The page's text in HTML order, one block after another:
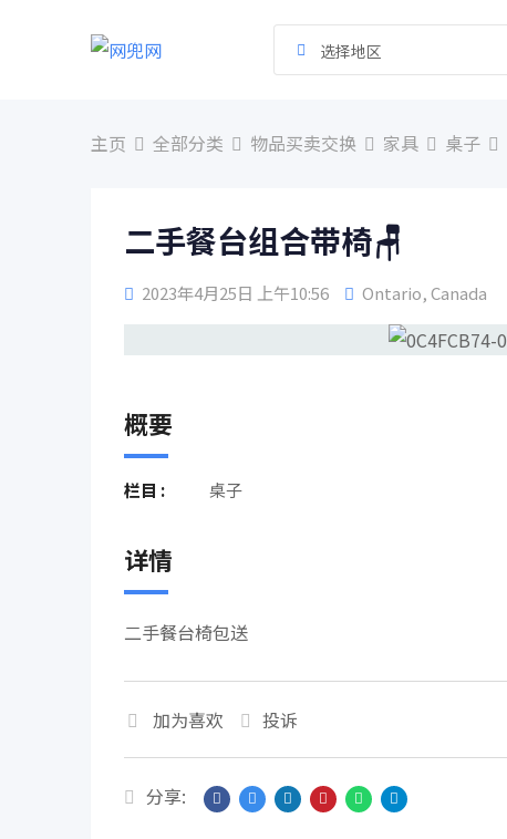
选择地区
主页 全部分类 物品买卖交换 家具 桌子
二手餐台组合带椅🪑
2023年4月25日 上午10:56 Ontario,Canada
概要
栏目 : 桌子
详情
二手餐台椅包送
加为喜欢 投诉
分享: